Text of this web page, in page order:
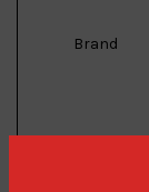
Brand